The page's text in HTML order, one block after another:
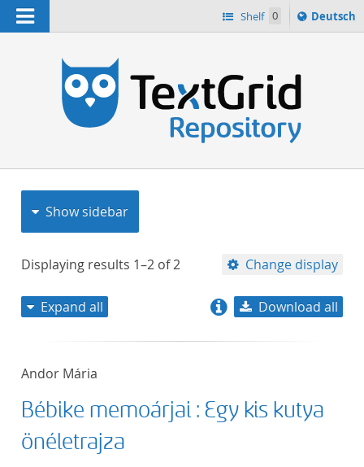
Navigation Shelf 0
Sprache
ï¿½ndern
Deutsch
Show sidebar
Displaying results 1–2 of2 Change display
title descending
Expand all Download all
Andor Mária
Bébike memoárjai : Egy kis kutya
önéletrajza